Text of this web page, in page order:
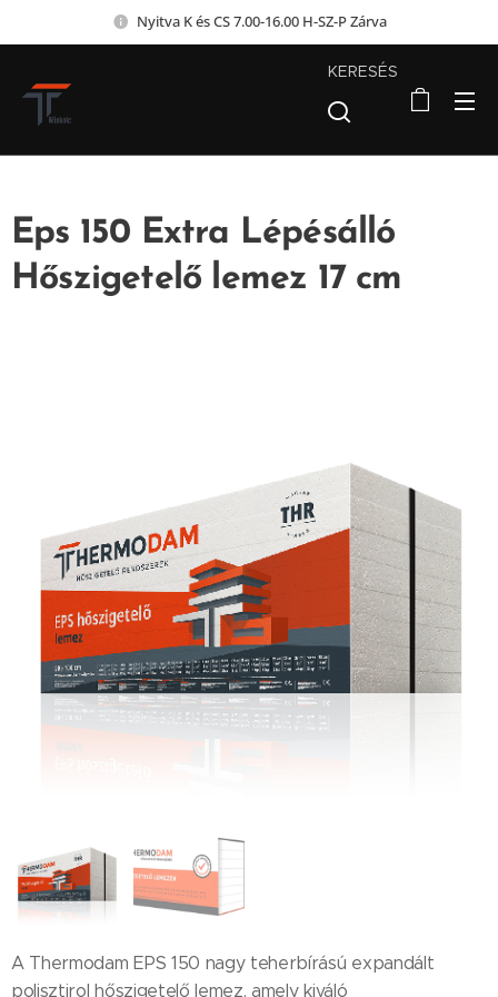
Nyitva K és CS 7.00-16.00 H-SZ-P Zárva
KERESÉS
Eps 150 Extra Lépésálló
Hőszigetelő lemez 17 cm
A Thermodam EPS 150 nagy teherbírású expandált
polisztirol hőszigetelő lemez, amely kiváló